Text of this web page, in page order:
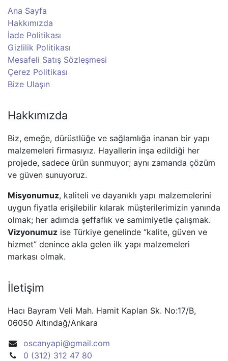
Ana Sayfa
Hakkımızda
İade Politikası
Gizlilik Politikası
Mesafeli Satış Sözleşmesi
Çerez Politikası
Bize Ulaşın
Hakkımızda
Biz, emeğe, dürüstlüğe ve sağlamlığa inanan bir yapı
malzemeleri firmasıyız. Hayallerin inşa edildiği her
projede, sadece ürün sunmuyor; aynı zamanda çözüm
ve güven sunuyoruz.
Misyonumuz, kaliteli ve dayanıklı yapı malzemelerini
uygun fiyatla erişilebilir kılarak müşterilerimizin yanında
olmak; her adımda şeffaflık ve samimiyetle çalışmak.
Vizyonumuz ise Türkiye genelinde “kalite, güven ve
hizmet” denince akla gelen ilk yapı malzemeleri
markası olmak.
İletişim
Hacı Bayram Veli Mah. Hamit Kaplan Sk. No:17/B,
06050 Altındağ/Ankara
oscanyapi@gmail.com
0 (312) 312 47 80